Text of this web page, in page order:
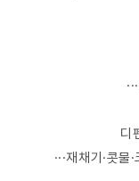
디
···재채기·콧